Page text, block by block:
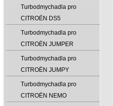
Turbodmychadla pro
CITROËN DS5
Turbodmychadla pro
CITROËN JUMPER
Turbodmychadla pro
CITROËN JUMPY
Turbodmychadla pro
CITROËN NEMO